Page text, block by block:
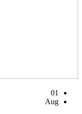
01
Aug